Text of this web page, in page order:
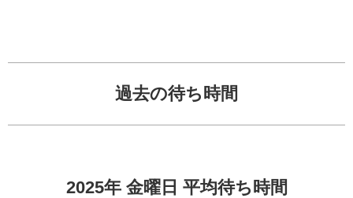
過去の待ち時間
2025年 金曜日 平均待ち時間